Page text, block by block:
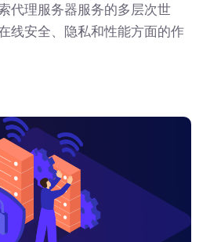
代理服务器服务的多层次世
线安全、隐私和性能方面的作